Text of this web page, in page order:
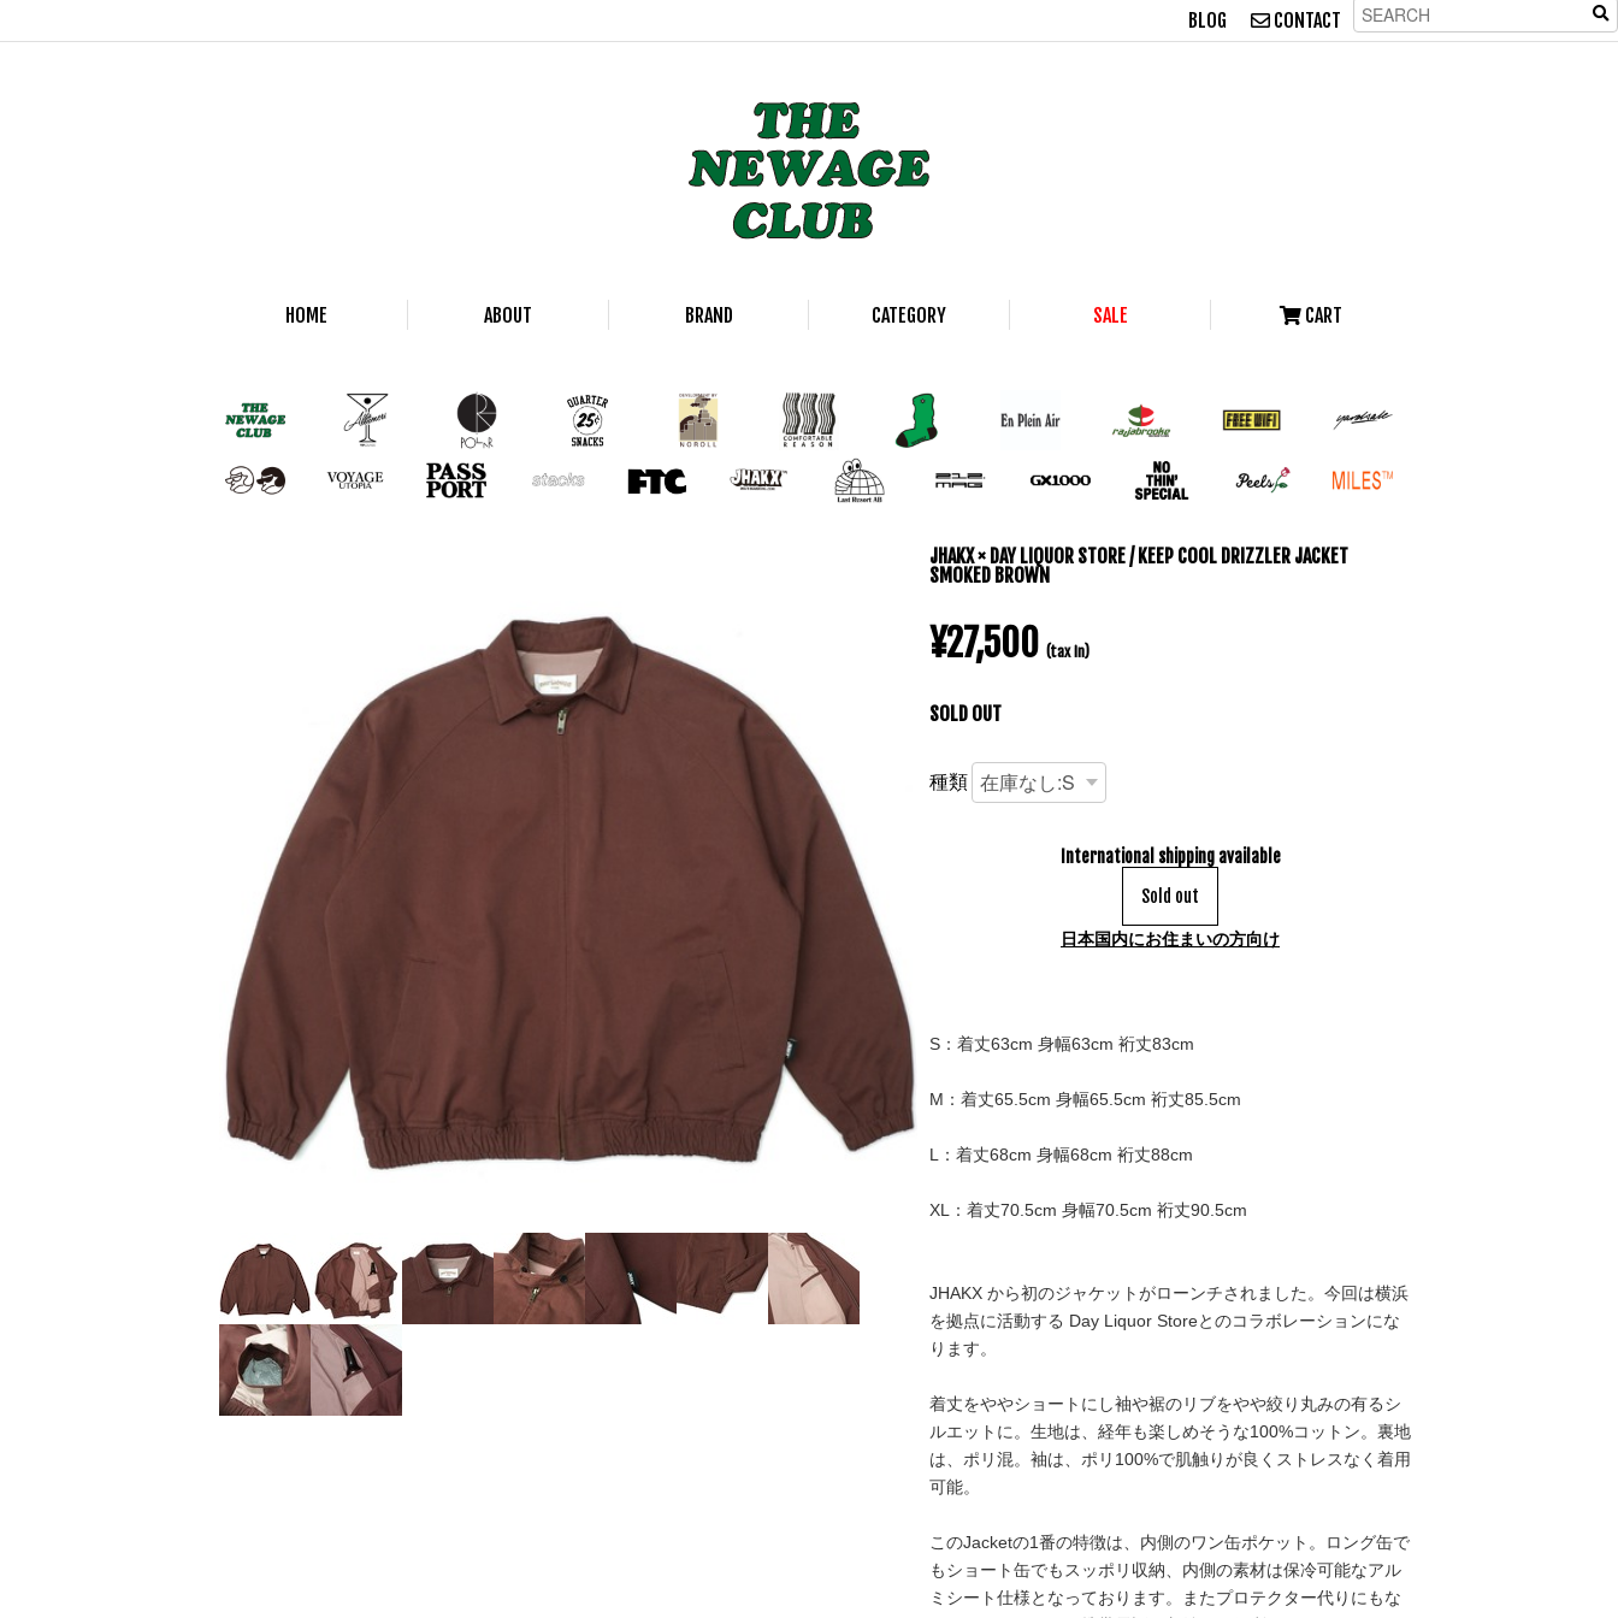
BLOG CONTACT
HOME ABOUT BRAND CATEGORY SALE CART
JHAKX × DAY LIQUOR STORE / KEEP COOL DRIZZLER JACKET
SMOKED BROWN
¥27,500 (tax in)
SOLD OUT
種類
International shipping available
Sold out
日本国内にお住まいの方向け
S：着丈63cm 身幅63cm 裄丈83cm
M：着丈65.5cm 身幅65.5cm 裄丈85.5cm
L：着丈68cm 身幅68cm 裄丈88cm
XL：着丈70.5cm 身幅70.5cm 裄丈90.5cm
JHAKX から初のジャケットがローンチされました。今回は横浜
を拠点に活動する Day Liquor Storeとのコラボレーションにな
ります。
着丈をややショートにし袖や裾のリブをやや絞り丸みの有るシ
ルエットに。生地は、経年も楽しめそうな100%コットン。裏地
は、ポリ混。袖は、ポリ100%で肌触りが良くストレスなく着用
可能。
このJacketの1番の特徴は、内側のワン缶ポケット。ロング缶で
もショート缶でもスッポリ収納、内側の素材は保冷可能なアル
ミシート仕様となっております。またプロテクター代りにもな